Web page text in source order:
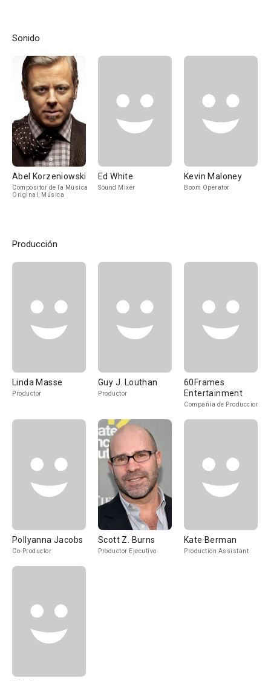
Sonido
Abel Korzeniowski
Compositor de la Música
Original, Música
Ed White
Sound Mixer
Kevin Maloney
Boom Operator
Producción
Linda Masse
Productor
Guy J. Louthan
Productor
60Frames
Entertainment
Compañía de Produccion
Pollyanna Jacobs
Co-Productor
Scott Z. Burns
Productor Ejecutivo
Kate Berman
Production Assistant